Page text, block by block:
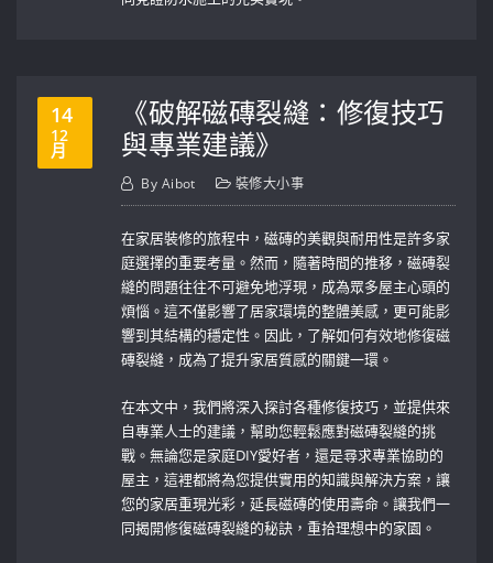
14
12
月
《破解磁磚裂縫：修復技巧
與專業建議》
By Aibot 裝修大小事
在家居裝修的旅程中，磁磚的美觀與耐用性是許多家
庭選擇的重要考量。然而，隨著時間的推移，磁磚裂
縫的問題往往不可避免地浮現，成為眾多屋主心頭的
煩惱。這不僅影響了居家環境的整體美感，更可能影
響到其結構的穩定性。因此，了解如何有效地修復磁
磚裂縫，成為了提升家居質感的關鍵一環。
在本文中，我們將深入探討各種修復技巧，並提供來
自專業人士的建議，幫助您輕鬆應對磁磚裂縫的挑
戰。無論您是家庭DIY愛好者，還是尋求專業協助的
屋主，這裡都將為您提供實用的知識與解決方案，讓
您的家居重現光彩，延長磁磚的使用壽命。讓我們一
同揭開修復磁磚裂縫的秘訣，重拾理想中的家園。